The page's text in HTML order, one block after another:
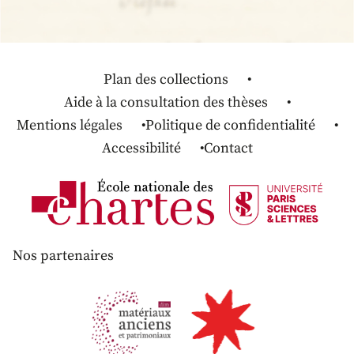
Plan des collections
Aide à la consultation des thèses
Mentions légales
Politique de confidentialité
Accessibilité
Contact
Nos partenaires